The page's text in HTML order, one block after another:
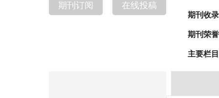
期刊订阅 在线投稿
期刊收
期刊荣
主要栏